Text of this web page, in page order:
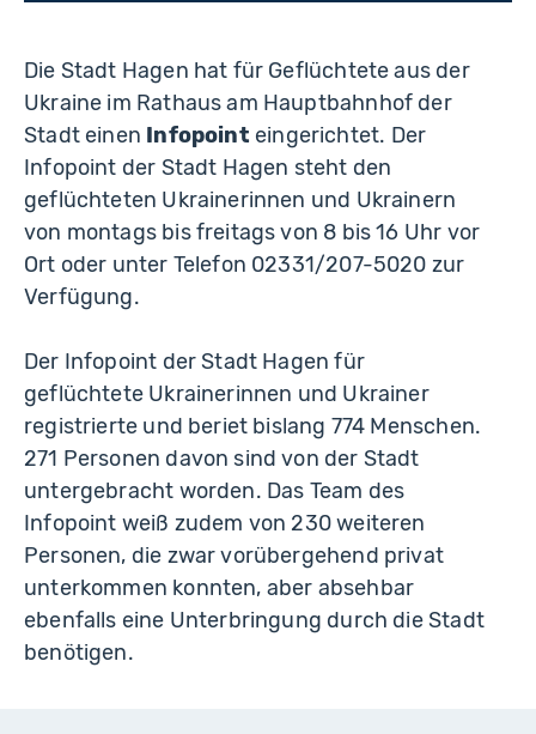
Die Stadt Hagen hat für Geflüchtete aus der
Ukraine im Rathaus am Hauptbahnhof der
Stadt einen Infopoint eingerichtet. Der
Infopoint der Stadt Hagen steht den
geflüchteten Ukrainerinnen und Ukrainern
von montags bis freitags von 8 bis 16 Uhr vor
Ort oder unter Telefon 02331/207-5020 zur
Verfügung.
Der Infopoint der Stadt Hagen für
geflüchtete Ukrainerinnen und Ukrainer
registrierte und beriet bislang 774 Menschen.
271 Personen davon sind von der Stadt
untergebracht worden. Das Team des
Infopoint weiß zudem von 230 weiteren
Personen, die zwar vorübergehend privat
unterkommen konnten, aber absehbar
ebenfalls eine Unterbringung durch die Stadt
benötigen.